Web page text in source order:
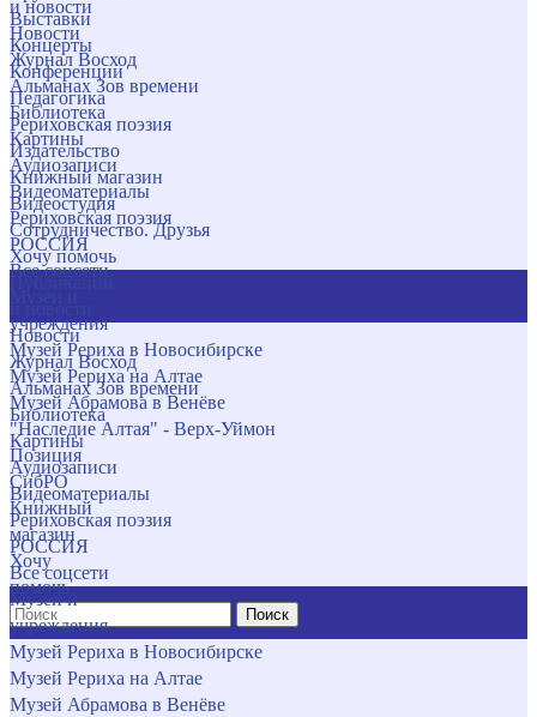
и новости
Новости
Журнал Восход
Альманах Зов времени
Библиотека
Картины
Аудиозаписи
Видеоматериалы
Рериховская поэзия
РОССИЯ
Все соцсети
учреждения
Музей Рериха в Новосибирске
Музей Рериха на Алтае
Музей Абрамова в Венёве
"Наследие Алтая" - Верх-Уймон
Позиция
СибРО
Книжный
магазин
Хочу
помочь
Поиск
Выставки
Концерты
Конференции
Педагогика
Рериховская поэзия
Издательство
Книжный магазин
Видеостудия
Сотрудничество. Друзья
Хочу помочь
Новости
Журнал Восход
Альманах Зов времени
Библиотека
Картины
Аудиозаписи
Видеоматериалы
Рериховская поэзия
РОССИЯ
Все соцсети
Музеи и
учреждения
Музей Рериха в Новосибирске
Музей Рериха на Алтае
Музей Абрамова в Венёве